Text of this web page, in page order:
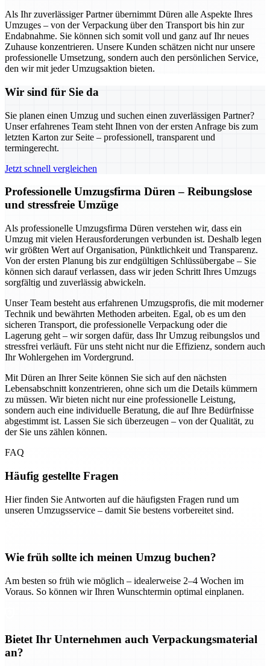
Als Ihr zuverlässiger Partner übernimmt Düren alle Aspekte Ihres
Umzuges – von der Verpackung über den Transport bis hin zur
Endabnahme. Sie können sich somit voll und ganz auf Ihr neues
Zuhause konzentrieren. Unsere Kunden schätzen nicht nur unsere
professionelle Umsetzung, sondern auch den persönlichen Service,
den wir mit jeder Umzugsaktion bieten.
Wir sind für Sie da
Sie planen einen Umzug und suchen einen zuverlässigen Partner?
Unser erfahrenes Team steht Ihnen von der ersten Anfrage bis zum
letzten Karton zur Seite – professionell, transparent und
termingerecht.
Jetzt schnell vergleichen
Professionelle Umzugsfirma Düren – Reibungslose
und stressfreie Umzüge
Als professionelle Umzugsfirma Düren verstehen wir, dass ein
Umzug mit vielen Herausforderungen verbunden ist. Deshalb legen
wir größten Wert auf Organisation, Pünktlichkeit und Transparenz.
Von der ersten Planung bis zur endgültigen Schlüssübergabe – Sie
können sich darauf verlassen, dass wir jeden Schritt Ihres Umzugs
sorgfältig und zuverlässig abwickeln.
Unser Team besteht aus erfahrenen Umzugsprofis, die mit moderner
Technik und bewährten Methoden arbeiten. Egal, ob es um den
sicheren Transport, die professionelle Verpackung oder die
Lagerung geht – wir sorgen dafür, dass Ihr Umzug reibungslos und
stressfrei verläuft. Für uns steht nicht nur die Effizienz, sondern auch
Ihr Wohlergehen im Vordergrund.
Mit Düren an Ihrer Seite können Sie sich auf den nächsten
Lebensabschnitt konzentrieren, ohne sich um die Details kümmern
zu müssen. Wir bieten nicht nur eine professionelle Leistung,
sondern auch eine individuelle Beratung, die auf Ihre Bedürfnisse
abgestimmt ist. Lassen Sie sich überzeugen – von der Qualität, zu
der Sie uns zählen können.
FAQ
Häufig gestellte Fragen
Hier finden Sie Antworten auf die häufigsten Fragen rund um
unseren Umzugsservice – damit Sie bestens vorbereitet sind.
Wie früh sollte ich meinen Umzug buchen?
Am besten so früh wie möglich – idealerweise 2–4 Wochen im
Voraus. So können wir Ihren Wunschtermin optimal einplanen.
Bietet Ihr Unternehmen auch Verpackungsmaterial
an?